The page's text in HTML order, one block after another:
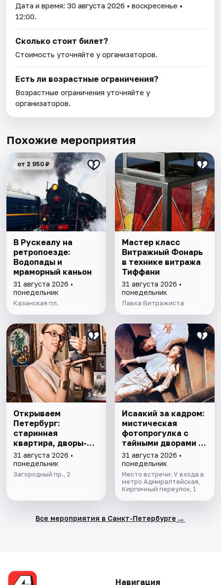
Дата и время:30 августа 2026 • воскресенье •
12:00.
Сколько стоит билет?
Стоимость уточняйте у организаторов.
Есть ли возрастные ограничения?
Возрастные ограничения уточняйте у
организаторов.
Похожие мероприятия
от 2 950 ₽
В Рускеалу на
ретропоезде:
Водопады и
мраморный каньон
31 августа 2026 •
понедельник
Казанская пл.
Мастер класс
Витражный Фонарь
в технике витража
Тиффани
31 августа 2026 •
понедельник
Лавка Витражиста
Открываем
Петербург:
старинная
квартира, дворы-
колодцы, парадные
31 августа 2026 •
понедельник
Загородный пр., 2
Исаакий за кадром:
мистическая
фотопрогулка с
тайными дворами и
колоннадой
31 августа 2026 •
понедельник
Место встречи: У входа в
метро Адмиралтейская,
Кирпичный переулок, 1
Все мероприятия в Санкт-Петербурге →
Навигация